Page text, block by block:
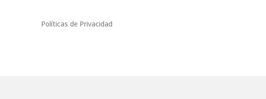
Políticas de Privacidad